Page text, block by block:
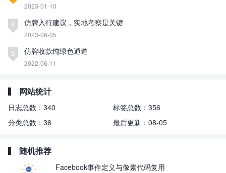
2023-01-10
4 仿牌入行建议，实地考察是关键
2023-06-05
5 仿牌收款纯绿色通道
2022-06-11
网站统计
日志总数： 340 标签总数： 356
分类总数： 36 最后更新： 08-05
随机推荐
Facebook事件定义与像素代码复用